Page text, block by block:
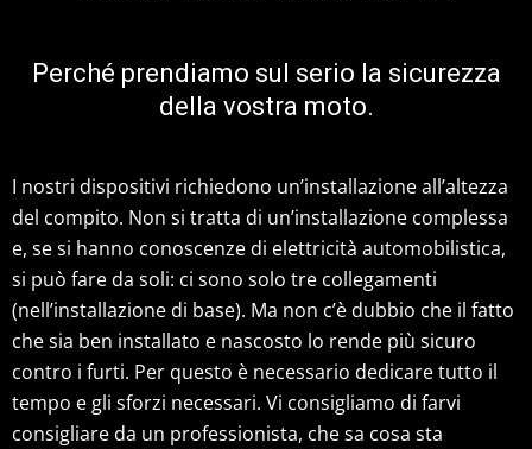
Perché prendiamo sul serio la sicurezza
della vostra moto.
I nostri dispositivi richiedono un’installazione all’altezza
del compito. Non si tratta di un’installazione complessa
e, se si hanno conoscenze di elettricità automobilistica,
si può fare da soli: ci sono solo tre collegamenti
(nell’installazione di base). Ma non c’è dubbio che il fatto
che sia ben installato e nascosto lo rende più sicuro
contro i furti. Per questo è necessario dedicare tutto il
tempo e gli sforzi necessari. Vi consigliamo di farvi
consigliare da un professionista, che sa cosa sta